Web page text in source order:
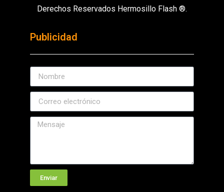
Derechos Reservados Hermosillo Flash ®.
Publicidad
Enviar